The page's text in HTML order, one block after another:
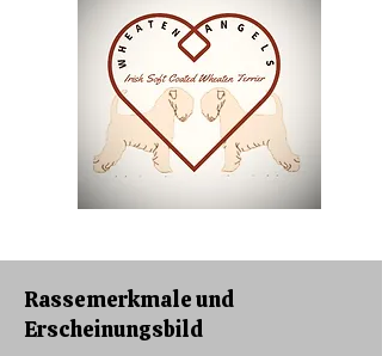
Rassemerkmale und
Erscheinungsbild